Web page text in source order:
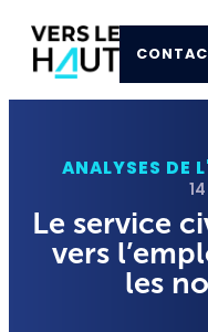
ANALYSES DE
Le service
vers
les